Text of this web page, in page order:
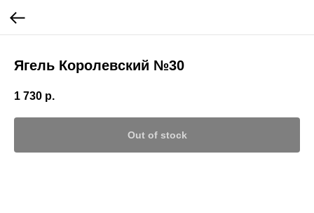
Ягель Королевский №30
1 730 р.
Out of stock